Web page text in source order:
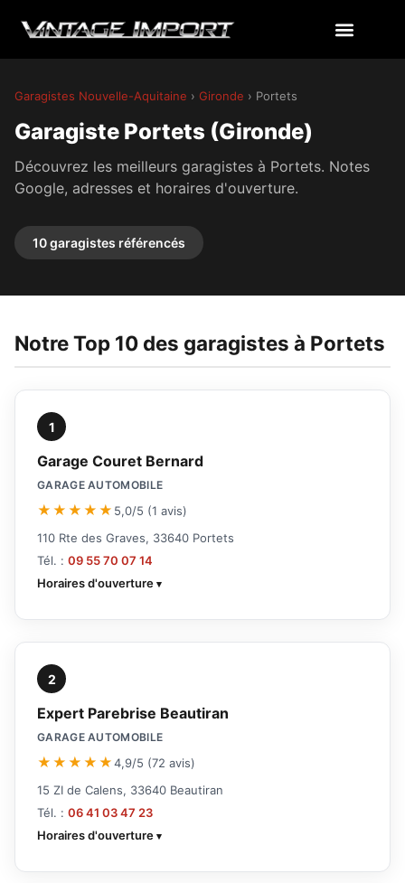
Garagistes Nouvelle-Aquitaine › Gironde › Portets
Garagiste Portets (Gironde)
Découvrez les meilleurs garagistes à Portets. Notes
Google, adresses et horaires d'ouverture.
10 garagistes référencés
Notre Top 10 des garagistes à Portets
1
Garage Couret Bernard
GARAGE AUTOMOBILE
★★★★★ 5,0/5 (1 avis)
110 Rte des Graves, 33640 Portets
Tél. : 09 55 70 07 14
Horaires d'ouverture
2
Expert Parebrise Beautiran
GARAGE AUTOMOBILE
★★★★★4,9/5 (72 avis)
15 ZI de Calens, 33640 Beautiran
Tél. : 06 41 03 47 23
Horaires d'ouverture